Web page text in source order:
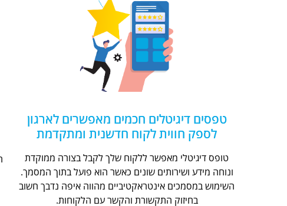
טפסים דיגיטלים חכמים מאפשרים לארגון
לספק חווית לקוח חדשנית ומתקדמת
טופס דיגיטלי מאפשר ללקוח שלך לקבל בצורה ממוקדת
ונוחה מידע ושירותים שונים כאשר הוא פועל בתוך המסמך.
השימוש במסמכים אינטראקטיביים מהווה איפה נדבך חשוב
בחיזוק התקשורת והקשר עם הלקוחות.